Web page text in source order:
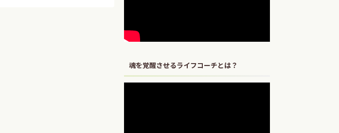
魂を覚醒させるライフコーチとは？